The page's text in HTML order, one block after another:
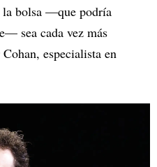
la bolsa —que podría
sea cada vez más
especialista en